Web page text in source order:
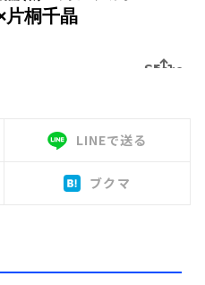
LINEで送る
ブクマ